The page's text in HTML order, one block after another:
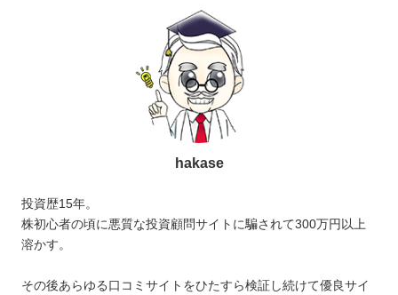
hakase
投資歴15年。
株初心者の頃に悪質な投資顧問サイトに騙されて300万円以上
溶かす。
その後あらゆる口コミサイトをひたすら検証し続けて優良サイ